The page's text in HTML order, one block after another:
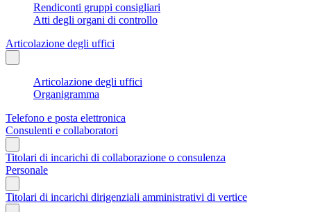
Rendiconti gruppi consigliari
Atti degli organi di controllo
Articolazione degli uffici
Articolazione degli uffici
Organigramma
Telefono e posta elettronica
Consulenti e collaboratori
Titolari di incarichi di collaborazione o consulenza
Personale
Titolari di incarichi dirigenziali amministrativi di vertice